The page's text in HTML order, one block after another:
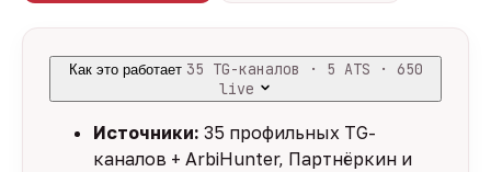
Как это работает 35 TG-каналов · 5 ATS · 650
live
Источники: 35 профильных TG-
каналов + ArbiHunter, Партнёркин и